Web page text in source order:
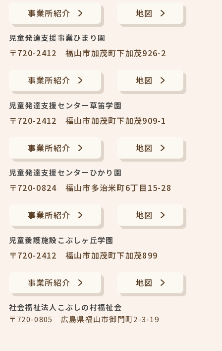
事業所紹介 地図
児童発達支援事業ひまり園
〒720-2412 福山市加茂町下加茂926-2
事業所紹介 地図
児童発達支援センター草笛学園
〒720-2412 福山市加茂町下加茂909-1
事業所紹介 地図
児童発達支援センターひかり園
〒720-0824 福山市多治米町6丁目15-28
事業所紹介 地図
児童養護施設こぶしヶ丘学園
〒720-2412 福山市加茂町下加茂899
事業所紹介 地図
社会福祉法⼈こぶしの村福祉会
〒720-0805 広島県福⼭市御⾨町2-3-19